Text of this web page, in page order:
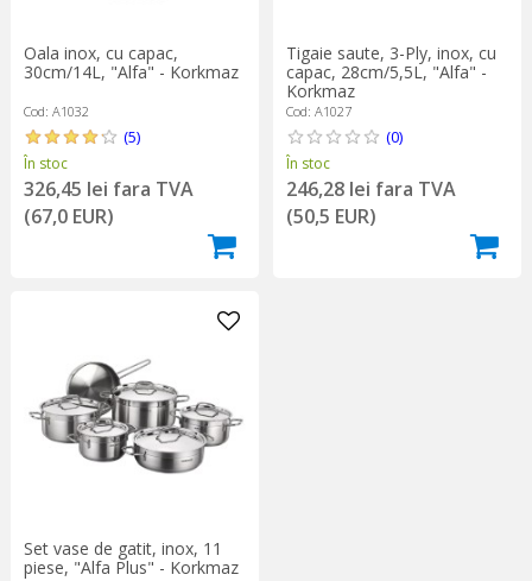
Oala inox, cu capac,
30cm/14L, "Alfa" - Korkmaz
Cod: A1032
(5)
În stoc
326,45 lei fara TVA
(67,0 EUR)
Tigaie saute, 3-Ply, inox, cu
capac, 28cm/5,5L, "Alfa" -
Korkmaz
Cod: A1027
(0)
În stoc
246,28 lei fara TVA
(50,5 EUR)
Set vase de gatit, inox, 11
piese, "Alfa Plus" - Korkmaz